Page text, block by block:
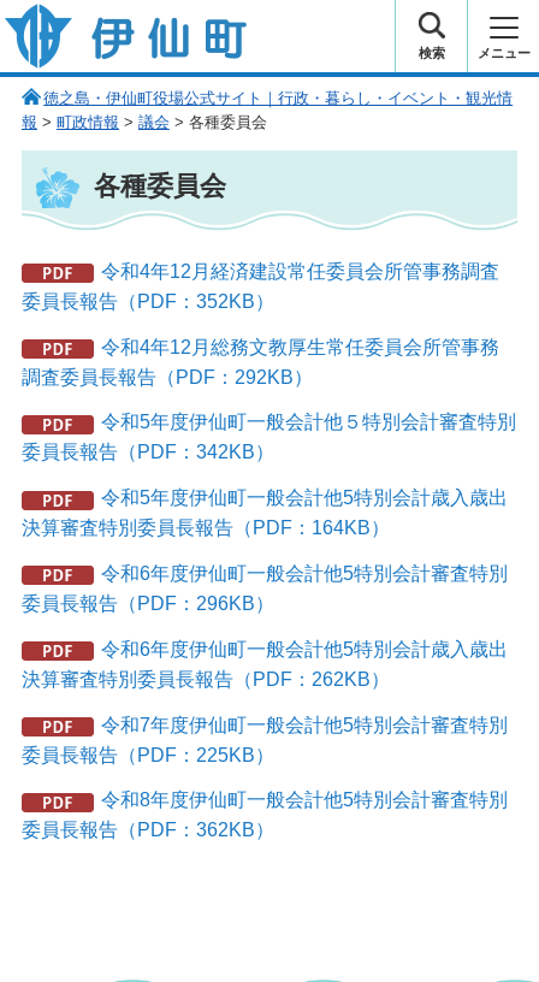
伊仙町 健康・長寿と子宝の町
検索 メニュー
徳之島・伊仙町役場公式サイト｜行政・暮らし・イベント・観光情
報 > 町政情報 > 議会 > 各種委員会
各種委員会
令和4年12月経済建設常任委員会所管事務調査
委員長報告（PDF：352KB）
令和4年12月総務文教厚生常任委員会所管事務
調査委員長報告（PDF：292KB）
令和5年度伊仙町一般会計他５特別会計審査特別
委員長報告（PDF：342KB）
令和5年度伊仙町一般会計他5特別会計歳入歳出
決算審査特別委員長報告（PDF：164KB）
令和6年度伊仙町一般会計他5特別会計審査特別
委員長報告（PDF：296KB）
令和6年度伊仙町一般会計他5特別会計歳入歳出
決算審査特別委員長報告（PDF：262KB）
令和7年度伊仙町一般会計他5特別会計審査特別
委員長報告（PDF：225KB）
令和8年度伊仙町一般会計他5特別会計審査特別
委員長報告（PDF：362KB）